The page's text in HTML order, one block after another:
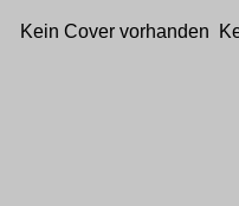
Kein Cover vorhanden